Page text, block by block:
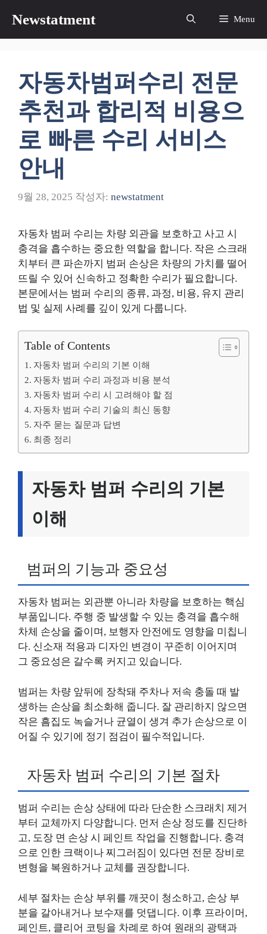
츠
Newstatment Menu
자동차범퍼수리 전문
추천과 합리적 비용으
로 빠른 수리 서비스
안내
9월 28, 2025 작성자: newstatment
자동차 범퍼 수리는 차량 외관을 보호하고 사고 시
충격을 흡수하는 중요한 역할을 합니다. 작은 스크래
치부터 큰 파손까지 범퍼 손상은 차량의 가치를 떨어
뜨릴 수 있어 신속하고 정확한 수리가 필요합니다.
본문에서는 범퍼 수리의 종류, 과정, 비용, 유지 관리
법 및 실제 사례를 깊이 있게 다룹니다.
Table of Contents
자동차 범퍼 수리의 기본 이해
자동차 범퍼 수리 과정과 비용 분석
자동차 범퍼 수리 시 고려해야 할 점
자동차 범퍼 수리 기술의 최신 동향
자주 묻는 질문과 답변
최종 정리
자동차 범퍼 수리의 기본
이해
범퍼의 기능과 중요성
자동차 범퍼는 외관뿐 아니라 차량을 보호하는 핵심
부품입니다. 주행 중 발생할 수 있는 충격을 흡수해
차체 손상을 줄이며, 보행자 안전에도 영향을 미칩니
다. 신소재 적용과 디자인 변경이 꾸준히 이어지며
그 중요성은 갈수록 커지고 있습니다.
범퍼는 차량 앞뒤에 장착돼 주차나 저속 충돌 때 발
생하는 손상을 최소화해 줍니다. 잘 관리하지 않으면
작은 흠집도 녹슬거나 균열이 생겨 추가 손상으로 이
어질 수 있기에 정기 점검이 필수적입니다.
자동차 범퍼 수리의 기본 절차
범퍼 수리는 손상 상태에 따라 단순한 스크래치 제거
부터 교체까지 다양합니다. 먼저 손상 정도를 진단하
고, 도장 면 손상 시 페인트 작업을 진행합니다. 충격
으로 인한 크랙이나 찌그러짐이 있다면 전문 장비로
변형을 복원하거나 교체를 권장합니다.
세부 절차는 손상 부위를 깨끗이 청소하고, 손상 부
분을 갈아내거나 보수재를 덧댑니다. 이후 프라이머,
페인트, 클리어 코팅을 차례로 하여 원래의 광택과